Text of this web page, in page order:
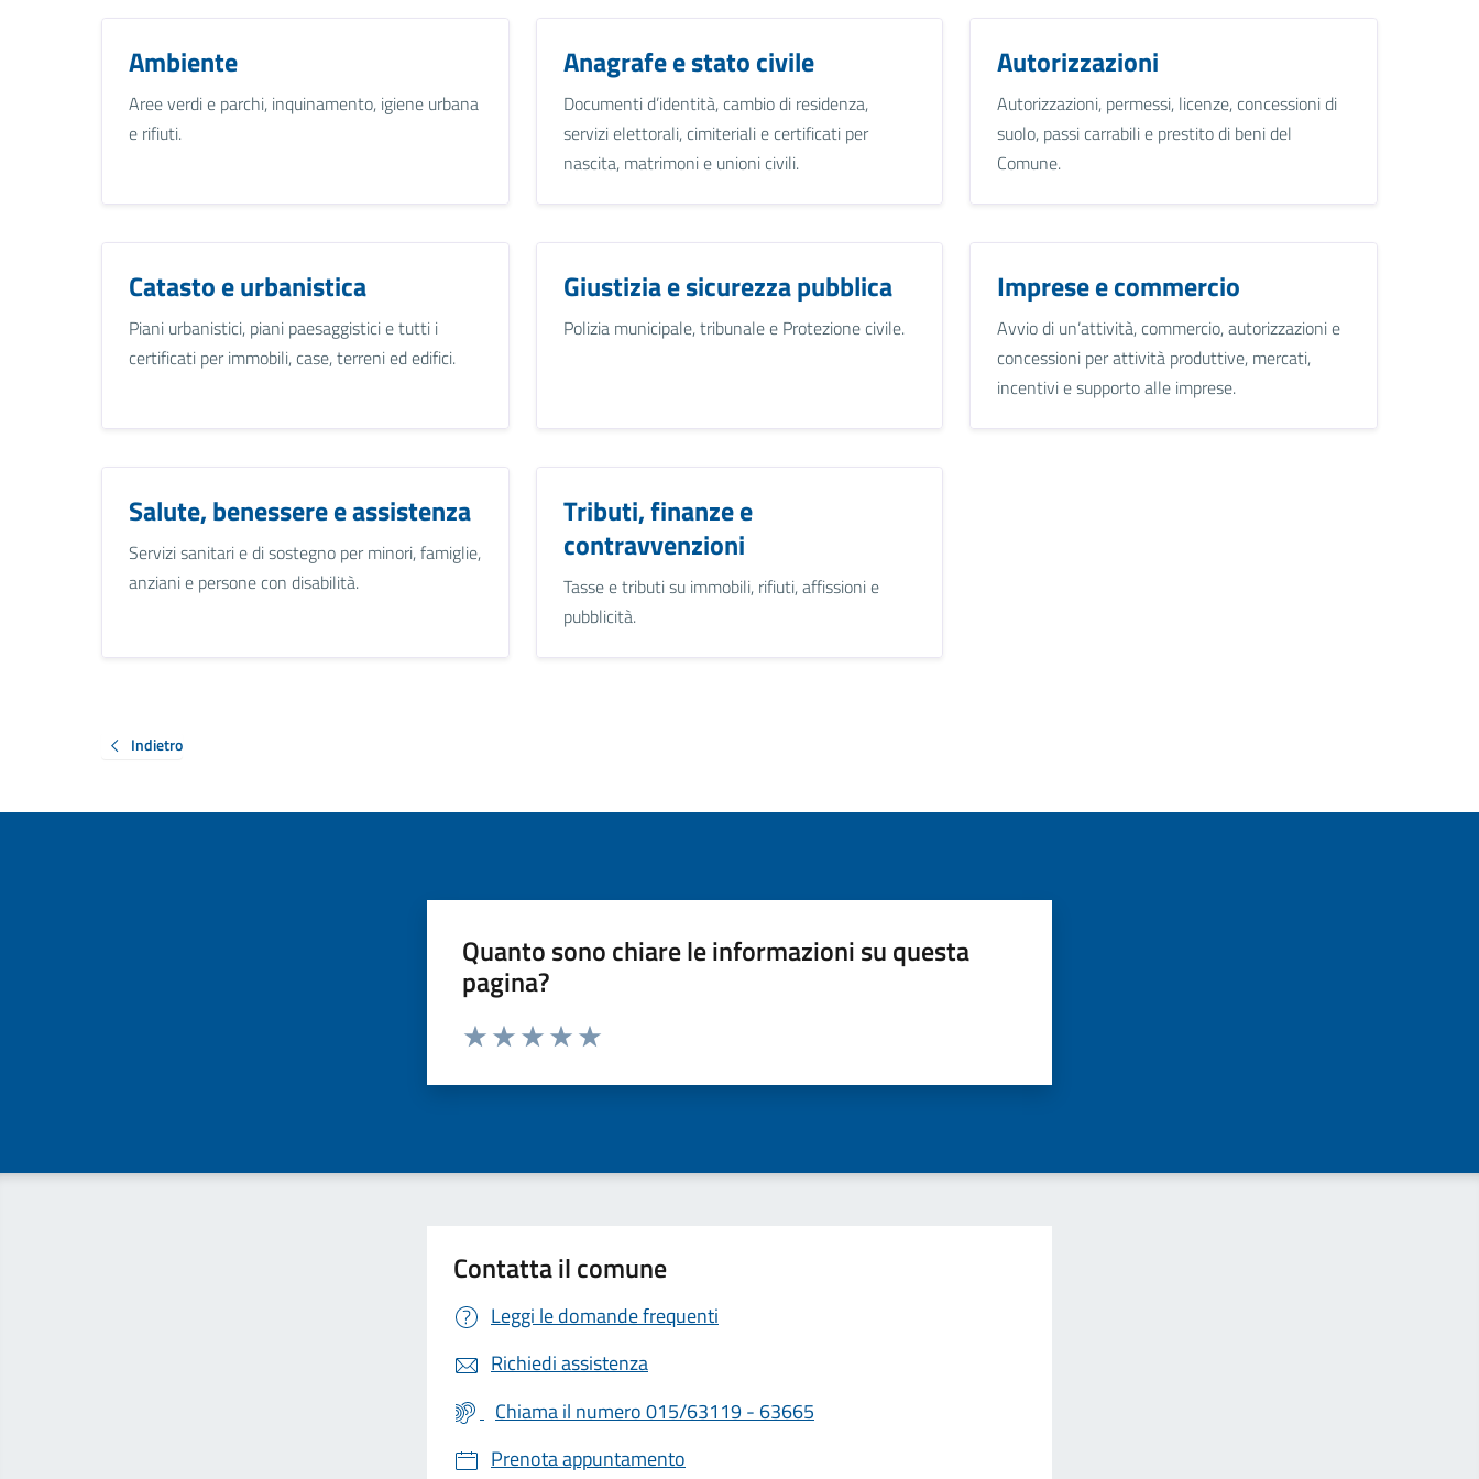
Ambiente
Aree verdi e parchi, inquinamento, igiene urbana
e rifiuti.
Anagrafe e stato civile
Documenti d’identità, cambio di residenza,
servizi elettorali, cimiteriali e certificati per
nascita, matrimoni e unioni civili.
Autorizzazioni
Autorizzazioni, permessi, licenze, concessioni di
suolo, passi carrabili e prestito di beni del
Comune.
Catasto e urbanistica
Piani urbanistici, piani paesaggistici e tutti i
certificati per immobili, case, terreni ed edifici.
Giustizia e sicurezza pubblica
Polizia municipale, tribunale e Protezione civile.
Imprese e commercio
Avvio di un’attività, commercio, autorizzazioni e
concessioni per attività produttive, mercati,
incentivi e supporto alle imprese.
Salute, benessere e assistenza
Servizi sanitari e di sostegno per minori, famiglie,
anziani e persone con disabilità.
Tributi, finanze e
contravvenzioni
Tasse e tributi su immobili, rifiuti, affissioni e
pubblicità.
Indietro
Quanto sono chiare le informazioni su questa
pagina?
Valuta da 1 a 5 stelle la pagina
Contatta il comune
Leggi le domande frequenti
Richiedi assistenza
Chiama il numero 015/63119 - 63665
Prenota appuntamento